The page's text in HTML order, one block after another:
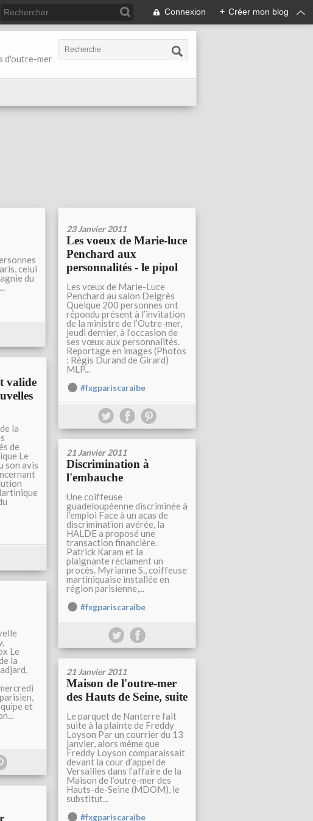
Connexion + Créer mon blog
d'outre-mer
celui
du
23 Janvier 2011
Les voeux de Marie-luce
Penchard aux
personnalités - le pipol
Les vœux de Marie-Luce
Penchard au salon Delgrès
Quelque 200 personnes ont
répondu présent à l’invitation
de la ministre de l’Outre-mer,
jeudi dernier, à l’occasion de
ses vœux aux personnalités.
Reportage en images (Photos
: Régis Durand de Girard)
MLP...
#fxgpariscaraibe
valide
la
de
Le
son avis
21 Janvier 2011
Discrimination à
l'embauche
Une coiffeuse
guadeloupéenne discriminée à
l’emploi Face à un acas de
discrimination avérée, la
HALDE a proposé une
transaction financière.
Patrick Karam et la
plaignante réclament un
procès. Myrianne S., coiffeuse
martiniquaise installée en
région parisienne,...
#fxgpariscaraibe
Le
la
et
21 Janvier 2011
Maison de l'outre-mer
des Hauts de Seine, suite
Le parquet de Nanterre fait
suite à la plainte de Freddy
Loyson Par un courrier du 13
janvier, alors même que
Freddy Loyson comparaissait
devant la cour d’appel de
Versailles dans l’affaire de la
Maison de l’outre-mer des
Hauts-de-Seine (MDOM), le
substitut...
#fxgpariscaraibe